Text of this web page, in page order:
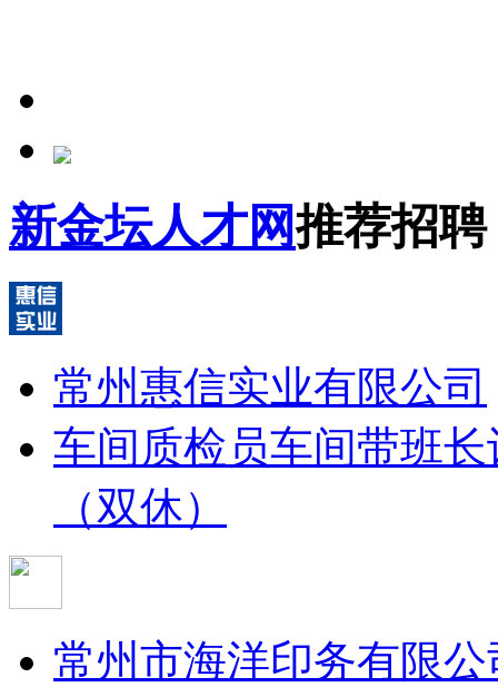
新金坛人才网推荐招聘
常州惠信实业有限公司
车间质检员车间带班长
（双休）
常州市海洋印务有限公